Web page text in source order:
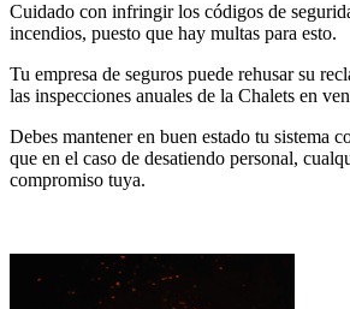
Cuidado con infringir los códigos de
incendios, puesto que hay multas para esto.
Tu empresa de seguros puede rehusar su
las inspecciones anuales de la Chalets en
Debes mantener en buen estado tu sistema
que en el caso de desatiendo personal,
compromiso tuya.